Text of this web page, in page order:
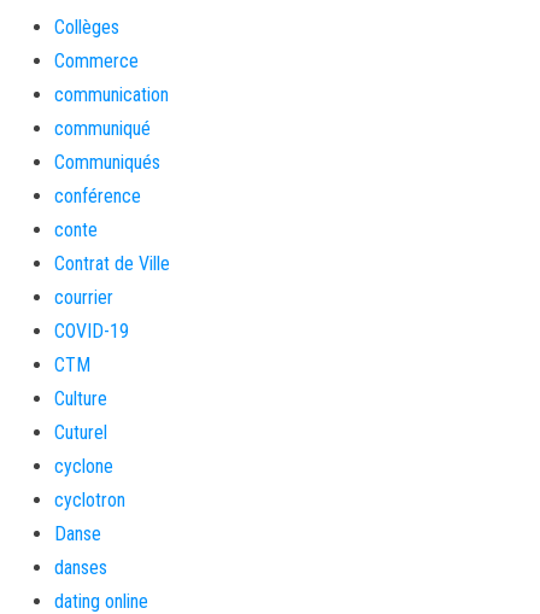
Collèges
Commerce
communication
communiqué
Communiqués
conférence
conte
Contrat de Ville
courrier
COVID-19
CTM
Culture
Cuturel
cyclone
cyclotron
Danse
danses
dating online